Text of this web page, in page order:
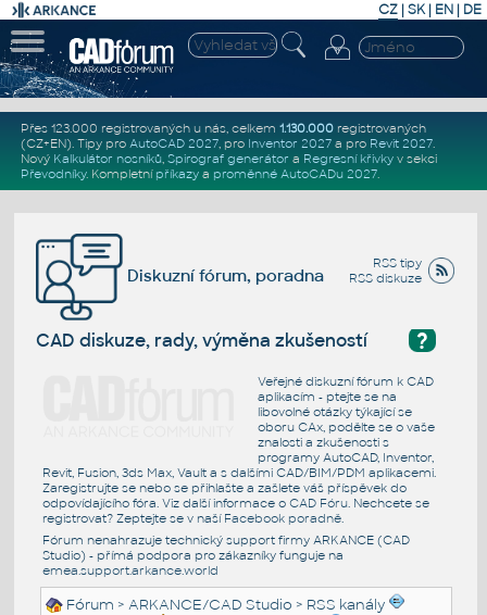
CZ | SK| EN | DE
Přes 123.000 registrovaných u nás, celkem 1.130.000registrovaných
(CZ+EN). Tipy pro AutoCAD 2027, pro Inventor 2027a pro Revit 2027.
Nový Kalkulátor nosníků, Spirograf generátor a Regresní křivkyv sekci
Převodníky. Kompletní příkazya proměnné AutoCADu 2027.
RSS tipy
RSS diskuze
Diskuzní fórum, poradna
?
CAD diskuze, rady, výměna zkušeností
Veřejné diskuzní fórum k CAD
aplikacím - ptejte se na
libovolné otázky týkající se
oboru CAx, podělte se o vaše
znalosti a zkušenosti s
programy AutoCAD, Inventor,
Revit, Fusion, 3ds Max, Vault a s dalšími CAD/BIM/PDM aplikacemi.
Zaregistrujte se nebo se přihlašte a zašlete váš příspěvek do
odpovídajícího fóra. Viz další informace o CAD Fóru. Nechcete se
registrovat? Zeptejte se v naší Facebook poradně.
Fórum nenahrazuje technický support firmy ARKANCE (CAD
Studio) - přímá podpora pro zákazníky funguje na
emea.support.arkance.world
Fórum >ARKANCE/CAD Studio > RSS kanály